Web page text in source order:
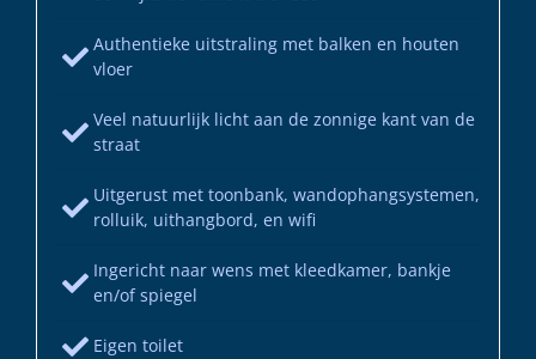
Authentieke uitstraling met balken en houten
vloer
Veel natuurlijk licht aan de zonnige kant van de
straat
Uitgerust met toonbank, wandophangsystemen,
rolluik, uithangbord, en wifi
Ingericht naar wens met kleedkamer, bankje
en/of spiegel
Eigen toilet